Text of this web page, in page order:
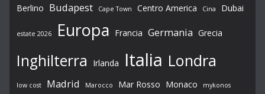
Berlino Budapest Cape Town Centro America Cina Dubai
estate 2026 Europa Francia Germania Grecia
Inghilterra Irlanda Italia Londra
low cost Madrid Marocco Mar Rosso Monaco mykonos